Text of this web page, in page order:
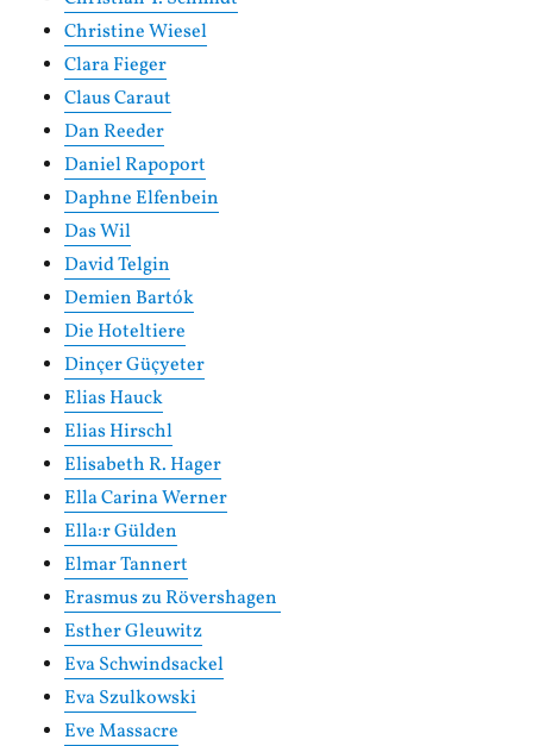
Christine Wiesel
Clara Fieger
Claus Caraut
Dan Reeder
Daniel Rapoport
Daphne Elfenbein
Das Wil
David Telgin
Demien Bartók
Die Hoteltiere
Dinçer Güçyeter
Elias Hauck
Elias Hirschl
Elisabeth R. Hager
Ella Carina Werner
Ella:r Gülden
Elmar Tannert
Erasmus zu Rövershagen
Esther Gleuwitz
Eva Schwindsackel
Eva Szulkowski
Eve Massacre